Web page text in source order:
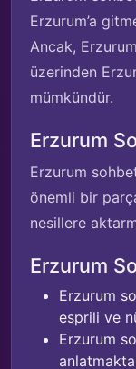
Erzurum’a
Ancak,
üzerinden
mümkündür.
Erzurum
Erzurum
önemli bir
nesillere
Erzurum
Erzurum
esprili ve
Erzurum